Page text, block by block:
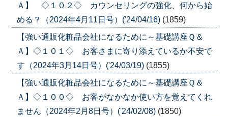
Ａ】 ◇１０２◇ カウンセリングの強化、何から始
める？（2024年4月11日号）('24/04/16) (1859)
【強い通販化粧品会社になるために～基礎講座Ｑ＆
Ａ】◇１０１◇ お客さまに寄り添えているか不安で
す（2024年3月14日号）('24/03/19) (1855)
【強い通販化粧品会社になるために～基礎講座Ｑ＆
Ａ】◇１００◇ お客がなかなか使い方を覚えてくれ
ません（2024年2月8日号）('24/02/08) (1850)